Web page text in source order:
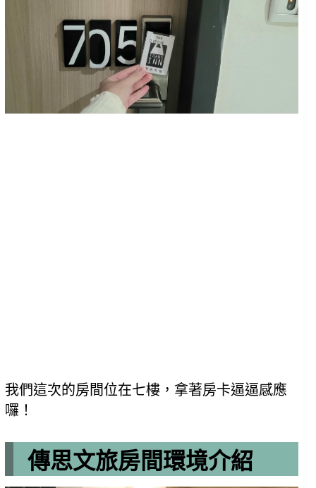
我們這次的房間位在七樓，拿著房卡逼逼感應
囉！
傳思文旅房間環境介紹